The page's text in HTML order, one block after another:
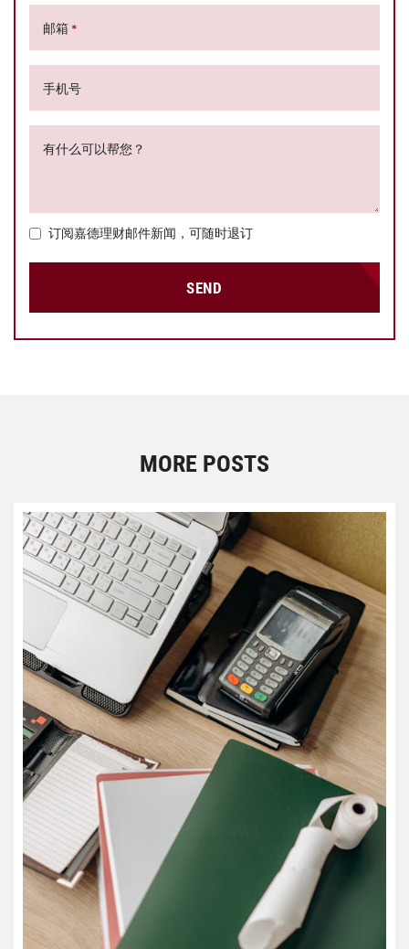
邮箱 *
手机号
有什么可以帮您？
订阅嘉德理财邮件新闻，可随时退订
SEND
MORE POSTS